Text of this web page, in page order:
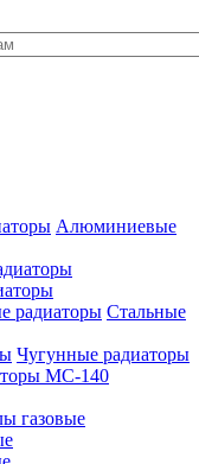
Алюминиевые
Стальные
Чугунные радиаторы
МС-140
газовые